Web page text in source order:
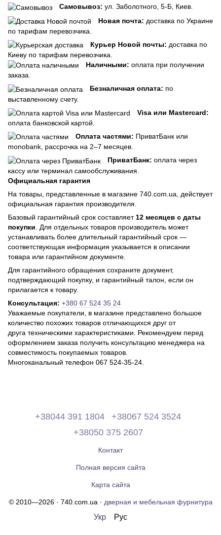
Самовывоз: ул. Заболотного, 5-Б, Киев.
Новая почта: доставка по Украине
по тарифам перевозчика.
Курьер Новой почты: доставка по
Киеву по тарифам перевозчика.
Наличными: оплата при получении
заказа.
Безналичная оплата: по
выставленному счету.
Visa или Mastercard:
оплата банковской картой.
Оплата частями: ПриватБанк или
monobank, рассрочка на 2–7 месяцев.
ПриватБанк: оплата через
кассу или терминал самообслуживания.
Официальная гарантия
На товары, представленные в магазине 740.com.ua, действует
официальная гарантия производителя.
Базовый гарантийный срок составляет 12 месяцев с даты
покупки . Для отдельных товаров производитель может
устанавливать более длительный гарантийный срок —
соответствующая информация указывается в описании
товара или гарантийном документе.
Для гарантийного обращения сохраните документ,
подтверждающий покупку, и гарантийный талон, если он
прилагается к товару.
Консультация: +380 67 524 35 24
Уважаемые покупатели, в магазине представлено большое
количество похожих товаров отличающихся друг от
друга техническими характеристиками. Рекомендуем перед
оформлением заказа получить консультацию менеджера на
совместимость покупаемых товаров.
Многоканальный телефон 067 524-35-24.
+38044 391 1804
+38067 524 3524
+38050 375 2607
Контакт
Полная версия сайта
Карта сайта
© 2010—2026 · 740.com.ua · дверная и мебельная фурнитура
Укр Рус